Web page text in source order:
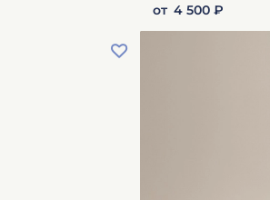
от 4 500 ₽